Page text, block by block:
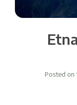
Posted on